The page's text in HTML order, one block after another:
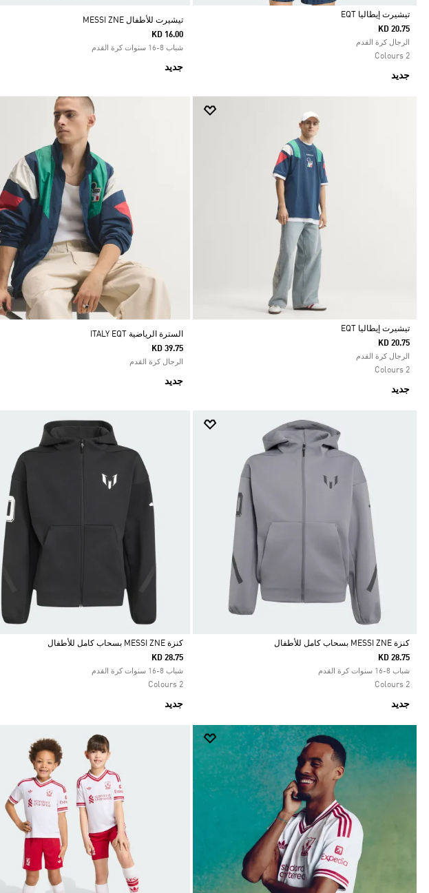
Selected
تيشيرت إيطاليا EQT
KD 20.75
الرجال كرة القدم
2 Colours
جديد
تيشيرت للأطفال MESSI ZNE
KD 16.00
شباب 8-16 سنوات كرة القدم
جديد
Selected
تيشيرت إيطاليا EQT
KD 20.75
الرجال كرة القدم
2 Colours
جديد
السترة الرياضية ITALY EQT
KD 39.75
الرجال كرة القدم
جديد
Selected
كنزة MESSI ZNE بسحاب كامل للأطفال
KD 28.75
شباب 8-16 سنوات كرة القدم
2 Colours
جديد
Selected
كنزة MESSI ZNE بسحاب كامل للأطفال
KD 28.75
شباب 8-16 سنوات كرة القدم
2 Colours
جديد